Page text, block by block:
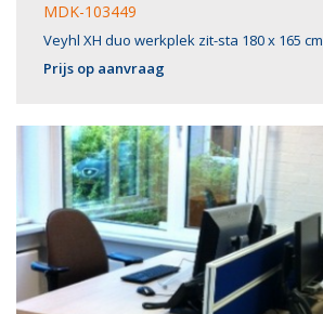
MDK-103449
Veyhl XH duo werkplek zit-sta 180 x 165 cm
Prijs op aanvraag